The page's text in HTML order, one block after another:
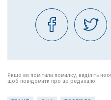
Якщо ви помітили помилку, виділіть
щоб повідомити про це редакцію.